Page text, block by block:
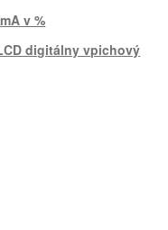
v %
digitálny vpichový